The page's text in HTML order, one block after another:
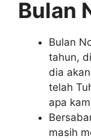
Bulan
Bulan
tahun,
dia
telah
apa
masih